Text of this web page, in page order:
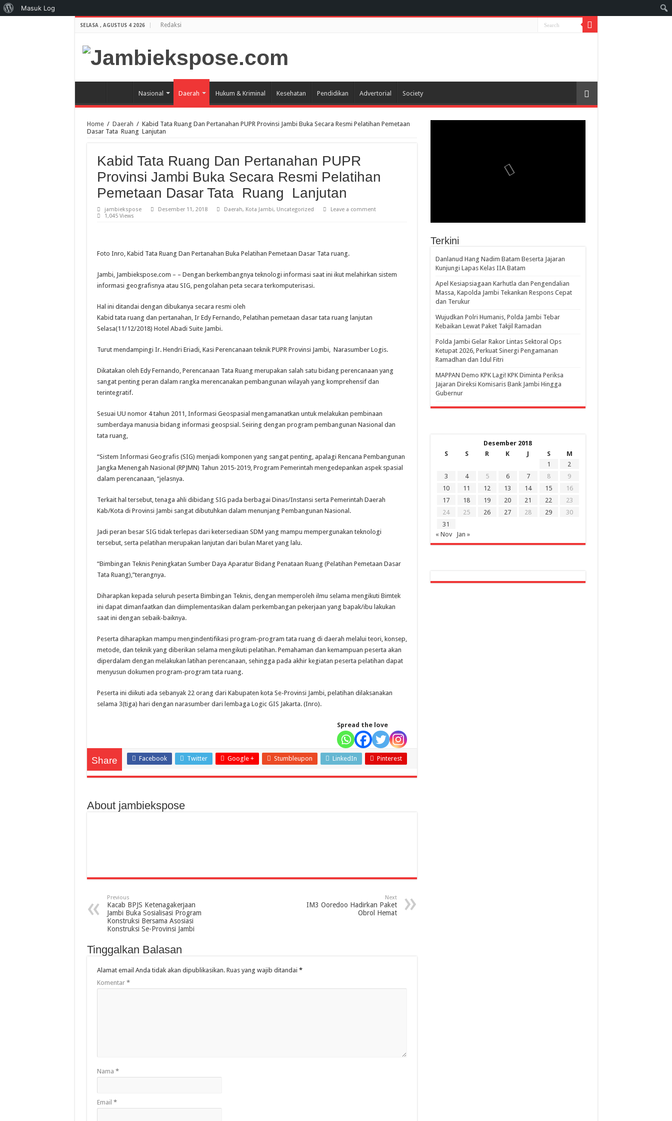
SELASA , AGUSTUS 4 2026 Redaksi
Nasional Daerah Hukum & Kriminal Kesehatan Pendidikan Advertorial Society
Home / Daerah / Kabid Tata Ruang Dan Pertanahan PUPR Provinsi Jambi Buka Secara Resmi Pelatihan Pemetaan
Dasar Tata Ruang Lanjutan
Kabid Tata Ruang Dan Pertanahan PUPR
Provinsi Jambi Buka Secara Resmi Pelatihan
Pemetaan Dasar Tata Ruang Lanjutan
jambiekspose Desember 11, 2018 Daerah, Kota Jambi, Uncategorized
Leave a comment
1,045 Views
Foto Inro, Kabid Tata Ruang Dan Pertanahan Buka Pelatihan Pemetaan Dasar Tata ruang.
Jambi, Jambiekspose.com – – Dengan berkembangnya teknologi informasi saat ini ikut melahirkan sistem
informasi geografisnya atau SIG, pengolahan peta secara terkomputerisasi.
Hal ini ditandai dengan dibukanya secara resmi oleh
Kabid tata ruang dan pertanahan, Ir Edy Fernando, Pelatihan pemetaan dasar tata ruang lanjutan
Selasa(11/12/2018) Hotel Abadi Suite Jambi.
Turut mendampingi Ir. Hendri Eriadi, Kasi Perencanaan teknik PUPR Provinsi Jambi, Narasumber Logis.
Dikatakan oleh Edy Fernando, Perencanaan Tata Ruang merupakan salah satu bidang perencanaan yang
sangat penting peran dalam rangka merencanakan pembangunan wilayah yang komprehensif dan
terintegratif.
Sesuai UU nomor 4 tahun 2011, Informasi Geospasial mengamanatkan untuk melakukan pembinaan
sumberdaya manusia bidang informasi geospsial. Seiring dengan program pembangunan Nasional dan
tata ruang,
“Sistem Informasi Geografis (SIG) menjadi komponen yang sangat penting, apalagi Rencana Pembangunan
Jangka Menengah Nasional (RPJMN) Tahun 2015-2019, Program Pemerintah mengedepankan aspek spasial
dalam perencanaan, “jelasnya.
Terkait hal tersebut, tenaga ahli dibidang SIG pada berbagai Dinas/Instansi serta Pemerintah Daerah
Kab/Kota di Provinsi Jambi sangat dibutuhkan dalam menunjang Pembangunan Nasional.
Jadi peran besar SIG tidak terlepas dari ketersediaan SDM yang mampu mempergunakan teknologi
tersebut, serta pelatihan merupakan lanjutan dari bulan Maret yang lalu.
“Bimbingan Teknis Peningkatan Sumber Daya Aparatur Bidang Penataan Ruang (Pelatihan Pemetaan Dasar
Tata Ruang),”terangnya.
Diharapkan kepada seluruh peserta Bimbingan Teknis, dengan memperoleh ilmu selama mengikuti Bimtek
ini dapat dimanfaatkan dan diimplementasikan dalam perkembangan pekerjaan yang bapak/ibu lakukan
saat ini dengan sebaik-baiknya.
Peserta diharapkan mampu mengindentifikasi program-program tata ruang di daerah melalui teori, konsep,
metode, dan teknik yang diberikan selama mengikuti pelatihan. Pemahaman dan kemampuan peserta akan
diperdalam dengan melakukan latihan perencanaan, sehingga pada akhir kegiatan peserta pelatihan dapat
menyusun dokumen program-program tata ruang.
Peserta ini diikuti ada sebanyak 22 orang dari Kabupaten kota Se-Provinsi Jambi, pelatihan dilaksanakan
selama 3(tiga) hari dengan narasumber dari lembaga Logic GIS Jakarta. (Inro).
Spread the love
Share Facebook Twitter Google + Stumbleupon LinkedIn Pinterest
About jambiekspose
Previous
Kacab BPJS Ketenagakerjaan
Jambi Buka Sosialisasi Program
Konstruksi Bersama Asosiasi
Konstruksi Se-Provinsi Jambi
Next
IM3 Ooredoo Hadirkan Paket
Obrol Hemat
Tinggalkan Balasan
Alamat email Anda tidak akan dipublikasikan. Ruas yang wajib ditandai *
Komentar *
Nama *
Email *
Terkini
Danlanud Hang Nadim Batam Beserta Jajaran
Kunjungi Lapas Kelas IIA Batam
Apel Kesiapsiagaan Karhutla dan Pengendalian
Massa, Kapolda Jambi Tekankan Respons Cepat
dan Terukur
Wujudkan Polri Humanis, Polda Jambi Tebar
Kebaikan Lewat Paket Takjil Ramadan
Polda Jambi Gelar Rakor Lintas Sektoral Ops
Ketupat 2026, Perkuat Sinergi Pengamanan
Ramadhan dan Idul Fitri
‎MAPPAN Demo KPK Lagi! KPK Diminta Periksa
Jajaran Direksi Komisaris Bank Jambi Hingga
Gubernur ‎
Desember 2018
S
S R K J S
M
1
2
3
4 5 6 7 8
9
10
11 12 13 14 15
16
17
18 19 20 21 22
23
24
25 26 27 28 29
30
31
« Nov
Jan »
Tentang
Masuk Log